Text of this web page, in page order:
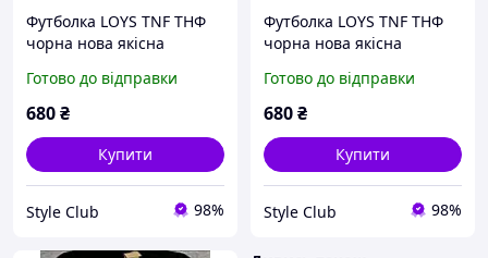
Футболка LOYS TNF ТНФ
чорна нова якісна
бавовни XS
Готово до відправки
680₴
Купити
Style Club 98%
Футболка LOYS TNF ТНФ
чорна нова якісна
бавовни XS
Готово до відправки
680₴
Купити
Style Club 98%